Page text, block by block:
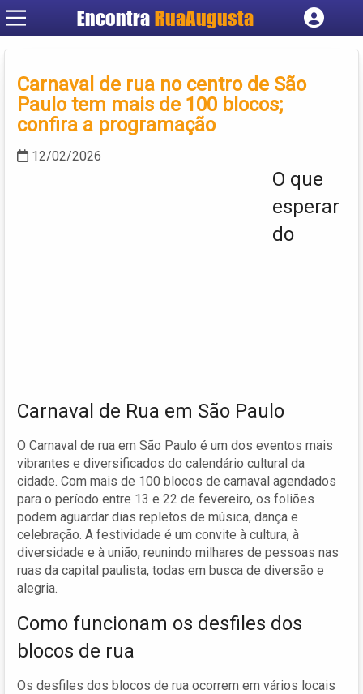
Encontra RuaAugusta
Cadastrar empresa
Criar conta
Carnaval de rua no centro de São
Paulo tem mais de 100 blocos;
confira a programação
12/02/2026
O que
esperar
do
Carnaval de Rua em São Paulo
O Carnaval de rua em São Paulo é um dos eventos mais
vibrantes e diversificados do calendário cultural da
cidade. Com mais de 100 blocos de carnaval agendados
para o período entre 13 e 22 de fevereiro, os foliões
podem aguardar dias repletos de música, dança e
celebração. A festividade é um convite à cultura, à
diversidade e à união, reunindo milhares de pessoas nas
ruas da capital paulista, todas em busca de diversão e
alegria.
Como funcionam os desfiles dos
blocos de rua
Os desfiles dos blocos de rua ocorrem em vários locais